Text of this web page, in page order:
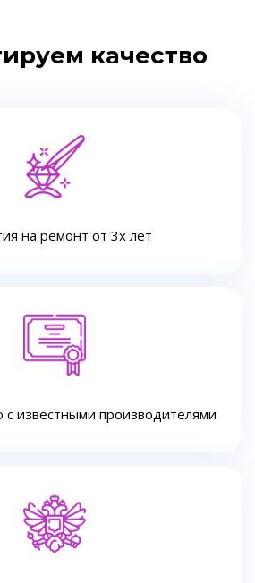
качество
на ремонт от 3х лет
с известными производителями